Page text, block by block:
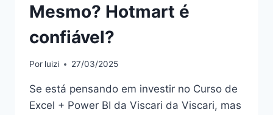
Mesmo? Hotmart é
confiável?
Por luizi 27/03/2025
Se está pensando em investir no Curso de
Excel + Power BI da Viscari da Viscari, mas